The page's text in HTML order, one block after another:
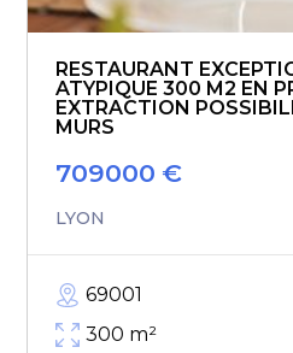
RESTAURANT
ATYPIQUE 300 M2 EN
EXTRACTION
MURS
709000 €
LYON
69001
300 m²